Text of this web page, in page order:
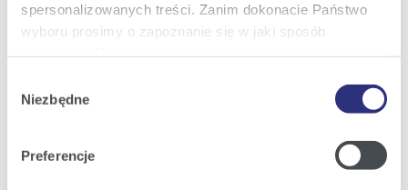
spersonalizowanych treści. Zanim dokonacie Państwo
wyboru prosimy o zapoznanie się w jaki sposób
Szczegółowe informacje na ten temat znajdziecie
Polityce
zgody
Niezbędne
Preferencje
24
cze
2015
Raport bieżący nr 17/2015
Zgłoszenie przez akcjonariusza
Następna